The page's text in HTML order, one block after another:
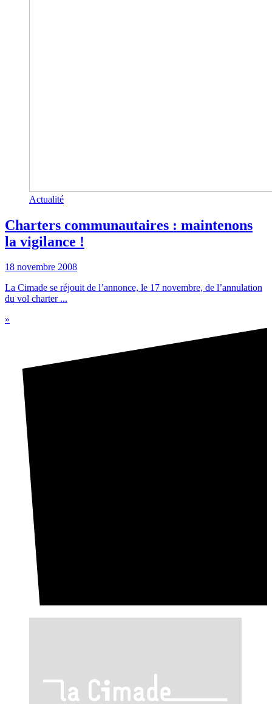
Actualité
Charters communautaires : maintenons
la vigilance !
18 novembre 2008
La Cimade se réjouit de l’annonce, le 17 novembre, de l’annulation
du vol charter ...
»